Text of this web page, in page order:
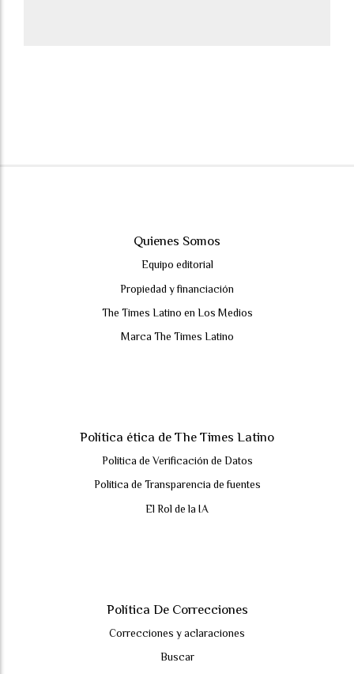
Quienes Somos
Equipo editorial
Propiedad y financiación
The Times Latino en Los Medios
Marca The Times Latino
Política ética de The Times Latino
Política de Verificación de Datos
Política de Transparencia de fuentes
El Rol de la IA
Política De Correcciones
Correcciones y aclaraciones
Buscar